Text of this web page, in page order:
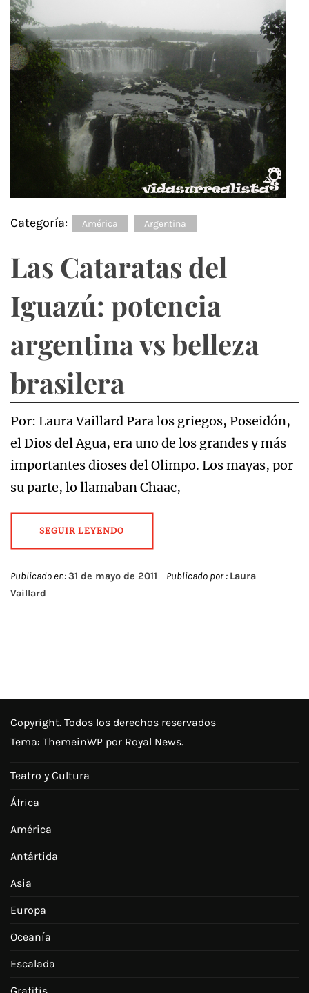
Categoría: América Argentina
Las Cataratas del
Iguazú: potencia
argentina vs belleza
brasilera
Por: Laura Vaillard Para los griegos, Poseidón,
el Dios del Agua, era uno de los grandes y más
importantes dioses del Olimpo. Los mayas, por
su parte, lo llamaban Chaac,
SEGUIR LEYENDO
Publicado en:31 de mayo de 2011 Publicado por : Laura
Vaillard
Copyright. Todos los derechos reservados
Tema: ThemeinWP por Royal News.
Teatro y Cultura
África
América
Antártida
Asia
Europa
Oceanía
Escalada